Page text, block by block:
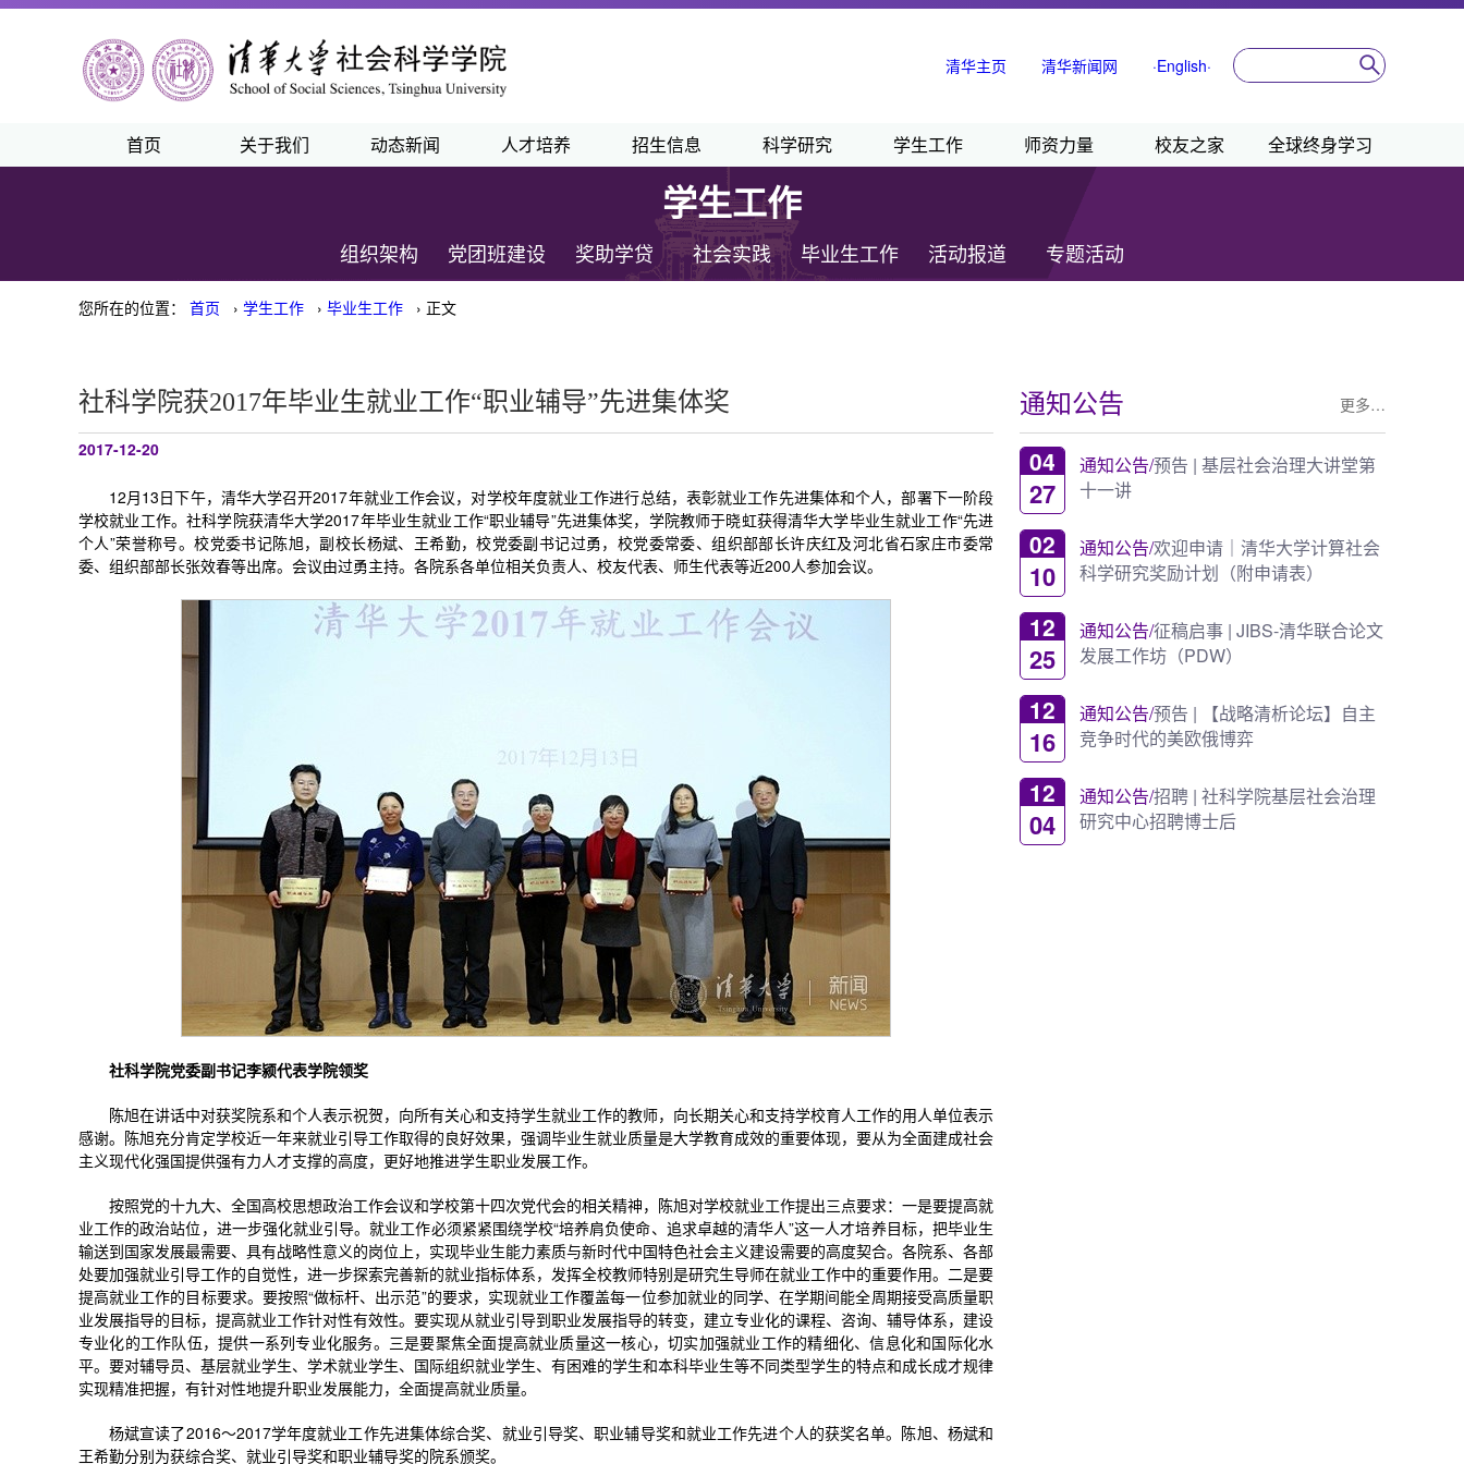
清华主页 清华新闻网 ·English·
首页 关于我们 动态新闻 人才培养 招生信息 科学研究 学生工作 师资力量 校友之家 全球终身学习
学生工作
组织架构 党团班建设 奖助学贷 社会实践 毕业生工作 活动报道 专题活动
您所在的位置： 首页 › 学生工作 › 毕业生工作 › 正文
通知公告 更多…
04
27
通知公告/预告 | 基层社会治理大讲堂第
十一讲
02
10
通知公告/欢迎申请｜清华大学计算社会
科学研究奖励计划（附申请表）
12
25
通知公告/征稿启事 | JIBS-清华联合论文
发展工作坊（PDW）
12
16
通知公告/预告 | 【战略清析论坛】自主
竞争时代的美欧俄博弈
12
04
通知公告/招聘 | 社科学院基层社会治理
研究中心招聘博士后
社科学院获2017年毕业生就业工作“职业辅导”先进集体奖
2017-12-20
12月13日下午，清华大学召开2017年就业工作会议，对学校年度就业工作进行总结，表彰就业工作先进集体和个人，部署下一阶段
学校就业工作。社科学院获清华大学2017年毕业生就业工作“职业辅导”先进集体奖，学院教师于晓虹获得清华大学毕业生就业工作“先进
个人”荣誉称号。校党委书记陈旭，副校长杨斌、王希勤，校党委副书记过勇，校党委常委、组织部部长许庆红及河北省石家庄市委常
委、组织部部长张效春等出席。会议由过勇主持。各院系各单位相关负责人、校友代表、师生代表等近200人参加会议。
社科学院党委副书记李颍代表学院领奖
陈旭在讲话中对获奖院系和个人表示祝贺，向所有关心和支持学生就业工作的教师，向长期关心和支持学校育人工作的用人单位表示
感谢。陈旭充分肯定学校近一年来就业引导工作取得的良好效果，强调毕业生就业质量是大学教育成效的重要体现，要从为全面建成社会
主义现代化强国提供强有力人才支撑的高度，更好地推进学生职业发展工作。
按照党的十九大、全国高校思想政治工作会议和学校第十四次党代会的相关精神，陈旭对学校就业工作提出三点要求：一是要提高就
业工作的政治站位，进一步强化就业引导。就业工作必须紧紧围绕学校“培养肩负使命、追求卓越的清华人”这一人才培养目标，把毕业生
输送到国家发展最需要、具有战略性意义的岗位上，实现毕业生能力素质与新时代中国特色社会主义建设需要的高度契合。各院系、各部
处要加强就业引导工作的自觉性，进一步探索完善新的就业指标体系，发挥全校教师特别是研究生导师在就业工作中的重要作用。二是要
提高就业工作的目标要求。要按照“做标杆、出示范”的要求，实现就业工作覆盖每一位参加就业的同学、在学期间能全周期接受高质量职
业发展指导的目标，提高就业工作针对性有效性。要实现从就业引导到职业发展指导的转变，建立专业化的课程、咨询、辅导体系，建设
专业化的工作队伍，提供一系列专业化服务。三是要聚焦全面提高就业质量这一核心，切实加强就业工作的精细化、信息化和国际化水
平。要对辅导员、基层就业学生、学术就业学生、国际组织就业学生、有困难的学生和本科毕业生等不同类型学生的特点和成长成才规律
实现精准把握，有针对性地提升职业发展能力，全面提高就业质量。
杨斌宣读了2016～2017学年度就业工作先进集体综合奖、就业引导奖、职业辅导奖和就业工作先进个人的获奖名单。陈旭、杨斌和
王希勤分别为获综合奖、就业引导奖和职业辅导奖的院系颁奖。